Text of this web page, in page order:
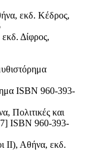
εκδ. Κέδρος,
Δίφρος,
ISBN 960-393-
Πολιτικές και
[7] ISBN 960-393-
ΙΙ), Αθήνα, εκδ.